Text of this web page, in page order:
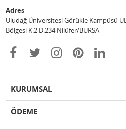
Adres
Uludağ Üniversitesi Görükle Kampüsü
Bölgesi K:2 D:234 Nilüfer/BURSA
KURUMSAL
ÖDEME